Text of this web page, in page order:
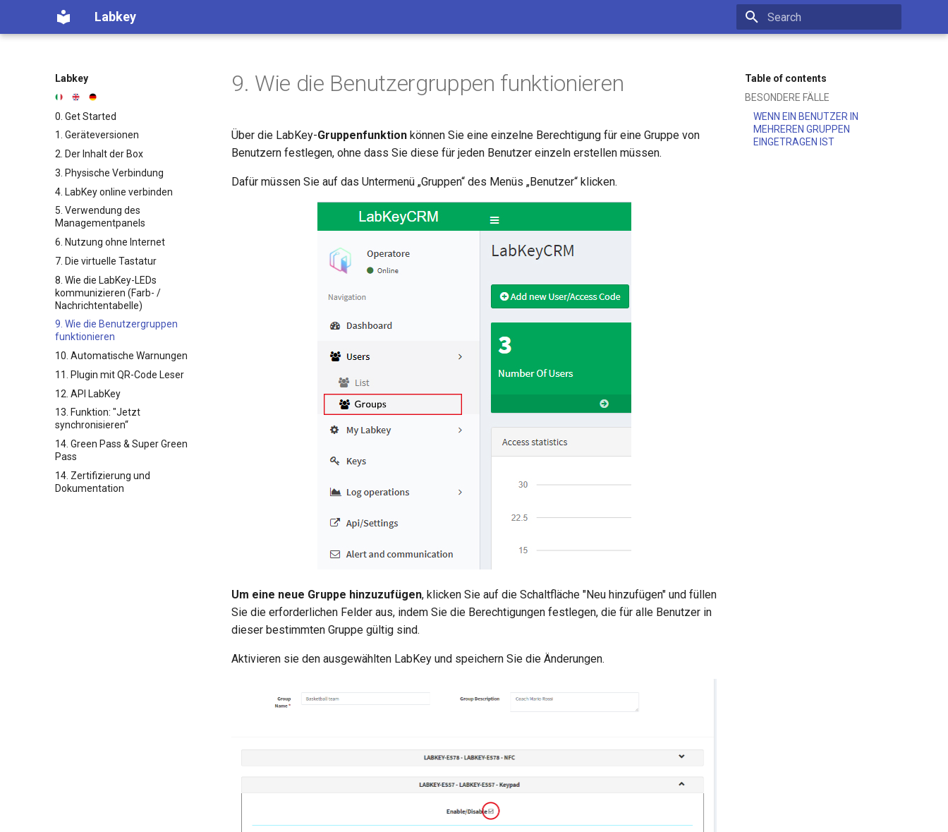
Labkey
Labkey
0. Get Started
1. Geräteversionen
2. Der Inhalt der Box
3. Physische Verbindung
4. LabKey online verbinden
5. Verwendung des
Managementpanels
6. Nutzung ohne Internet
7. Die virtuelle Tastatur
8. Wie die LabKey-LEDs
kommunizieren (Farb- /
Nachrichtentabelle)
9. Wie die Benutzergruppen
funktionieren
10. Automatische Warnungen
11. Plugin mit QR-Code Leser
12. API LabKey
13. Funktion: "Jetzt
synchronisieren“
14. Green Pass & Super Green
Pass
14. Zertifizierung und
Dokumentation
Table of contents
BESONDERE FÄLLE
WENN EIN BENUTZER IN
MEHREREN GRUPPEN
EINGETRAGEN IST
9. Wie die Benutzergruppen funktionieren
Über die LabKey-Gruppenfunktion können Sie eine einzelne Berechtigung für eine Gruppe von
Benutzern festlegen, ohne dass Sie diese für jeden Benutzer einzeln erstellen müssen.
Dafür müssen Sie auf das Untermenü „Gruppen“ des Menüs „Benutzer“ klicken.
Um eine neue Gruppe hinzuzufügen, klicken Sie auf die Schaltfläche "Neu hinzufügen" und füllen
Sie die erforderlichen Felder aus, indem Sie die Berechtigungen festlegen, die für alle Benutzer in
dieser bestimmten Gruppe gültig sind.
Aktivieren sie den ausgewählten LabKey und speichern Sie die Änderungen.